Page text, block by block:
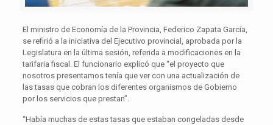
El ministro de Economía de la Provincia, Federico Zapata García,
se refirió a la iniciativa del Ejecutivo provincial, aprobada por la
Legislatura en la última sesión, referida a modificaciones en la
tarifaria fiscal. El funcionario explicó que “el proyecto que
nosotros presentamos tenía que ver con una actualización de
las tasas que cobran los diferentes organismos de Gobierno
por los servicios que prestan”.
“Había muchas de estas tasas que estaban congeladas desde